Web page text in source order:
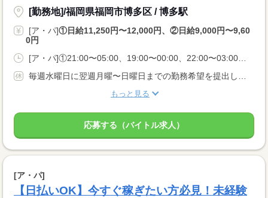
[勤務地]/福岡県福岡市博多区 / 博多駅
[ア・パ]①日給11,250円〜12,000円、②日給9,000円〜9,60
0円
もっと見る
応募する（バイトル求人）
[ア・パ]
【日払いOK】今すぐ稼ぎたい方必見！未経験